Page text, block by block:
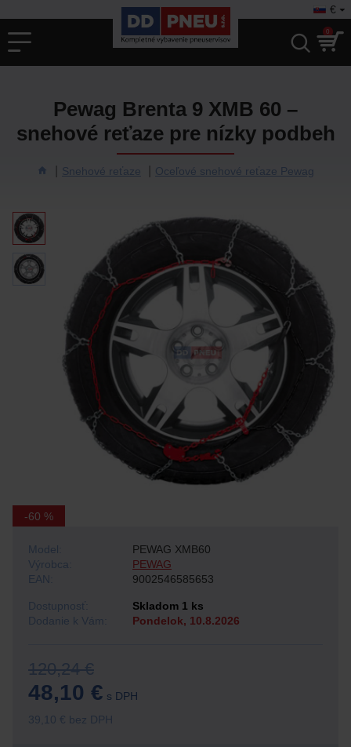
€
0
Snehové reťaze Oceľové snehové reťaze Pewag
Pewag Brenta 9 XMB 60 –
snehové reťaze pre nízky podbeh
-60 %
120,24 €
48,10 € s DPH
39,10 € bez DPH
Dostupnosť:
Skladom 1 ks
Dodanie k Vám:
Pondelok, 10.8.2026
Výrobca: PEWAG
Model: PEWAG XMB60
EAN: 9002546585653